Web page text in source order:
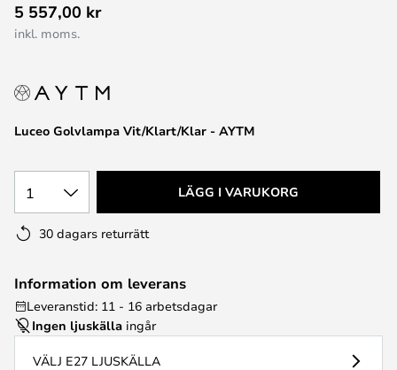
till
början
bildgalleriet
Luceo Golvlampa Vit/Klart/Klar - AYTM
5 557,00 kr
inkl. moms.
1 LÄGG I VARUKORG
30 dagars returrätt
Information om leverans
Leveranstid: 11 - 16 arbetsdagar
Ingen ljuskälla ingår
VÄLJ E27 LJUSKÄLLA